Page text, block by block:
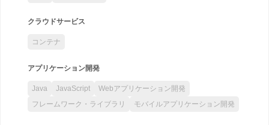
クラウドサービス
コンテナ
アプリケーション開発
Java JavaScript
Webアプリケーション開発
フレームワーク・ライブラリ
モバイルアプリケーション開発